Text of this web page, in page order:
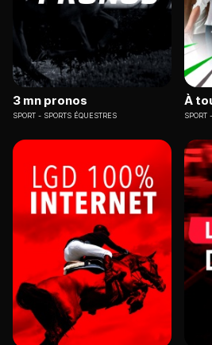
3 mn pronos
SPORT SPORTS ÉQUESTRES
À
SPORT